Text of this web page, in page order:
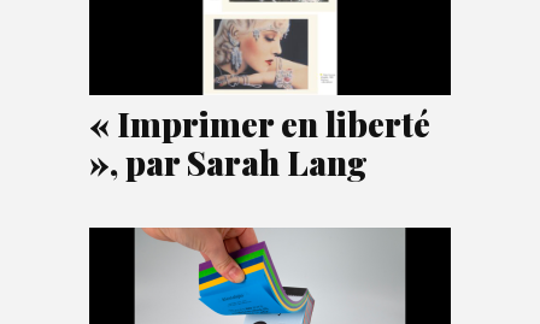
« Imprimer en liberté
», par Sarah Lang